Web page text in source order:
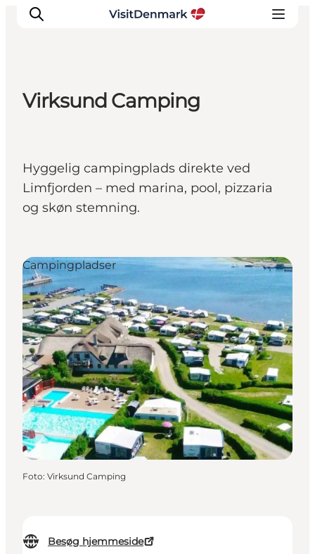
Oplevelser
Overnatning
Planlæg ferien
Virksund Camping
Hyggelig campingplads direkte ved
Limfjorden – med marina, pool, pizzaria
og skøn stemning.
Besøg hjemmeside
Campingpladser
Foto: Virksund Camping